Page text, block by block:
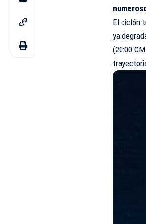
El ciclón
ya
(20:00